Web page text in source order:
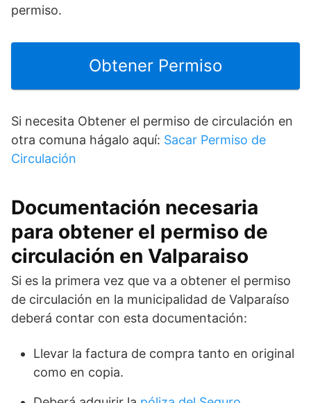
permiso.
Obtener Permiso
Si necesita Obtener el permiso de circulación en
otra comuna hágalo aquí: Sacar Permiso de
Circulación
Documentación necesaria
para obtener el permiso de
circulación en Valparaiso
Si es la primera vez que va a obtener el permiso
de circulación en la municipalidad de Valparaíso
deberá contar con esta documentación:
Llevar la factura de compra tanto en original
como en copia.